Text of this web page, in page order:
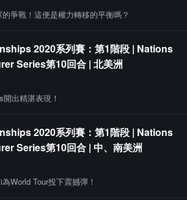
爭戰！這便是權力轉移的平衡嗎？
2020系列賽：第1階段 | Nations
Series第10回合 | 北美洲
出精湛表現！
2020系列賽：第1階段 | Nations
Series第10回合 | 中、南美洲
World Tour投下震撼彈！